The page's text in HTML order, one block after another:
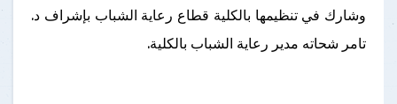
وشارك في تنظيمها بالكلية قطاع رعاية الشباب بإشراف د.
تامر شحاته مدير رعاية الشباب بالكلية.